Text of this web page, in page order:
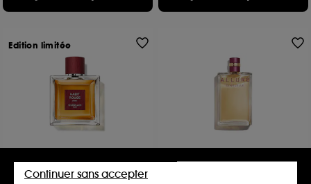
Habit Rouge Spirit
Parfum Edition Limitée
Edition limitée
Continuer sans accepter